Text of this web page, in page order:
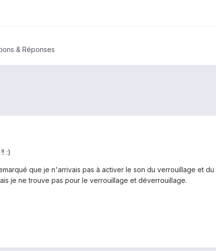
& Réponses
:)
que je n'arrivais pas à activer le son du verrouillage et
je ne trouve pas pour le verrouillage et déverrouillage.